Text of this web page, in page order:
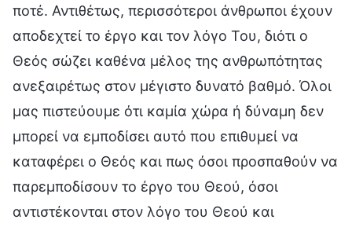
ποτέ. Αντιθέτως, περισσότεροι άνθρωποι έχουν
αποδεχτεί το έργο και τον λόγο Του, διότι ο
Θεός σώζει καθένα μέλος της ανθρωπότητας
ανεξαιρέτως στον μέγιστο δυνατό βαθμό. Όλοι
μας πιστεύουμε ότι καμία χώρα ή δύναμη δεν
μπορεί να εμποδίσει αυτό που επιθυμεί να
καταφέρει ο Θεός και πως όσοι προσπαθούν να
παρεμποδίσουν το έργο του Θεού, όσοι
αντιστέκονται στον λόγο του Θεού και